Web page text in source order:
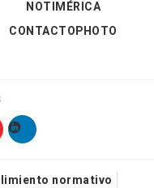
NOTIMÉRICA
CONTACTOPHOTO
normativo